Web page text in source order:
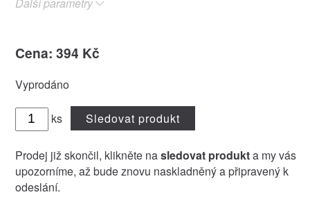
Cena: 394 Kč
Vyprodáno
ks Sledovat produkt
Prodej již skončil, klikněte nasledovat produkta my vás
upozorníme, až bude znovu naskladněný a připravený k
odeslání.